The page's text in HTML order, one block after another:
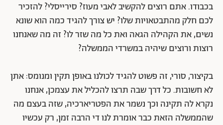
בכבודו. אתם רוצים להקשיב לאבי מעוז? סירייסלי? להזכיר
לכם חלק מהתבטאויות שלו? יש צורך להגיד כמה הוא שונא
נשים, את הקהילה הגאה ואת כל מה שזר לו? זה מה שאנחנו
רוצות ורוצים שיהיה במשרדי הממשלה?
בקיצור, סורי, זה פשוט להגיד לכולנו באופן תקין ומנומס: אתן
לא חשובות. כל דרך שבה תרצו להכליל את עצמכן, אנחנו
נקרא לה תקינה וכך נשמר את הפטריארכיה, שזה בעצם מה
שהממשלה הזאת כבר אומרת לנו די הרבה זמן, רק עכשיו